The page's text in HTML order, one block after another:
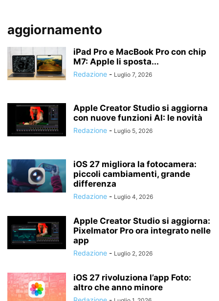
aggiornamento
iPad Pro e MacBook Pro con chip
M7: Apple li sposta...
Redazione - Luglio 7, 2026
Apple Creator Studio si aggiorna
con nuove funzioni AI: le novità
Redazione - Luglio 5, 2026
iOS 27 migliora la fotocamera:
piccoli cambiamenti, grande
differenza
Redazione - Luglio 4, 2026
Apple Creator Studio si aggiorna:
Pixelmator Pro ora integrato nelle
app
Redazione - Luglio 2, 2026
iOS 27 rivoluziona l’app Foto:
altro che anno minore